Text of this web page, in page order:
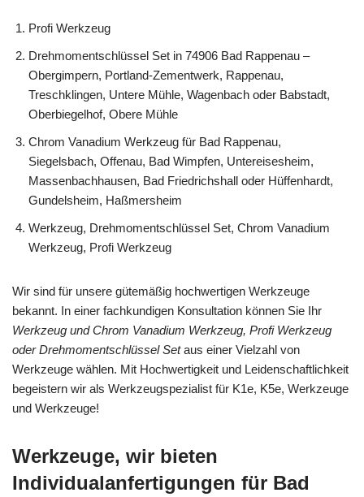
Profi Werkzeug
Drehmomentschlüssel Set in 74906 Bad Rappenau –
Obergimpern, Portland-Zementwerk, Rappenau,
Treschklingen, Untere Mühle, Wagenbach oder Babstadt,
Oberbiegelhof, Obere Mühle
Chrom Vanadium Werkzeug für Bad Rappenau,
Siegelsbach, Offenau, Bad Wimpfen, Untereisesheim,
Massenbachhausen, Bad Friedrichshall oder Hüffenhardt,
Gundelsheim, Haßmersheim
Werkzeug, Drehmomentschlüssel Set, Chrom Vanadium
Werkzeug, Profi Werkzeug
Wir sind für unsere gütemäßig hochwertigen Werkzeuge
bekannt. In einer fachkundigen Konsultation können Sie Ihr
Werkzeug und Chrom Vanadium Werkzeug, Profi Werkzeug
oder Drehmomentschlüssel Setaus einer Vielzahl von
Werkzeuge wählen. Mit Hochwertigkeit und Leidenschaftlichkeit
begeistern wir als Werkzeugspezialist für K1e, K5e, Werkzeuge
und Werkzeuge!
Werkzeuge, wir bieten
Individualanfertigungen für Bad